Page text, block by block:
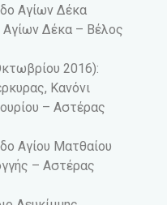
Αγίων Δέκα
Δέκα – Βέλος
2016):
Κανόνι
– Αστέρας
Αγίου Ματθαίου
– Αστέρας